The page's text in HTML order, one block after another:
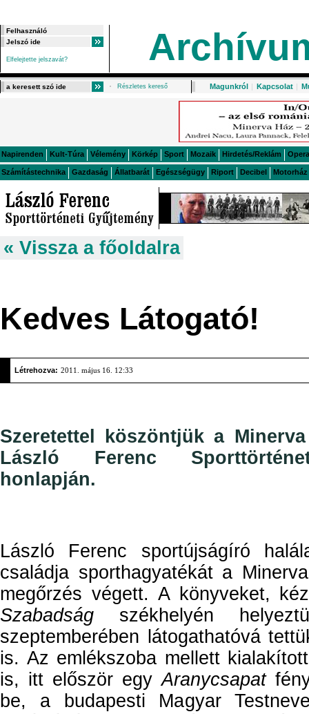
Elfelejtette jelszavát?
Részletes kereső Magunkról | Kapcsolat |
Napirenden Kult-Túra Vélemény Körkép Sport Mozaik Hirdetés/Reklám Opera
Számítástechnika Gazdaság Állatbarát Egészségügy Riport Decibel Motorház
« Vissza a főoldalra
Kedves Látogató!
Létrehozva: 2011. május 16. 12:33
Szeretettel köszöntjük a
László Ferenc
honlapján.
László Ferenc sportújságíró
családja sporthagyatékát a
megőrzés végett. A könyveket,
Szabadság székhelyén
szeptemberében látogathatóvá
is. Az emlékszoba mellett
is, itt először egyAranycsapat
be, a budapesti Magyar